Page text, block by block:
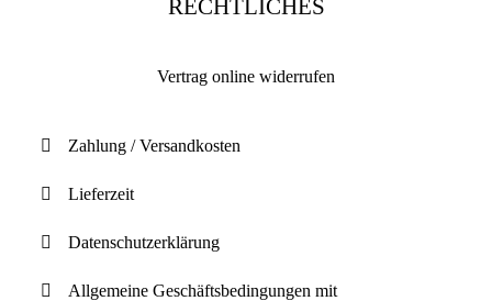
RECHTLICHES
Vertrag online widerrufen
Zahlung / Versandkosten
Lieferzeit
Datenschutzerklärung
Allgemeine Geschäftsbedingungen mit